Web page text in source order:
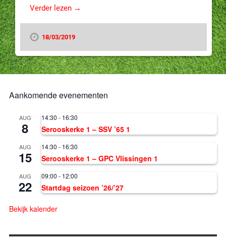
Verder lezen →
18/03/2019
Aankomende evenementen
AUG
8
14:30 - 16:30
Serooskerke 1 – SSV ’65 1
AUG
15
14:30 - 16:30
Serooskerke 1 – GPC Vlissingen 1
AUG
22
09:00 - 12:00
Startdag seizoen ’26/’27
Bekijk kalender